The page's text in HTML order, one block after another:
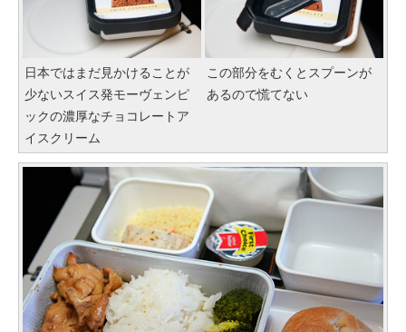
日本ではまだ見かけることが
少ないスイス発モーヴェンピ
ックの濃厚なチョコレートア
イスクリーム
この部分をむくとスプーンが
あるので慌てない